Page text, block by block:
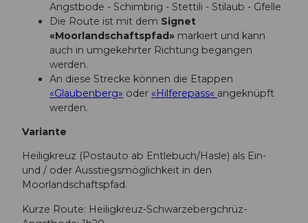
Angstbode - Schimbrig - Stettili - Stilaub - Gfelle
Die Route ist mit dem Signet
«Moorlandschaftspfad» markiert und kann
auch in umgekehrter Richtung begangen
werden.
An diese Strecke können die Etappen
«Glaubenberg» oder «Hilferepass« angeknüpft
werden.
Variante
Heiligkreuz (Postauto ab Entlebuch/Hasle) als Ein-
und / oder Ausstiegsmöglichkeit in den
Moorlandschaftspfad.
Kurze Route: Heiligkreuz-Schwarzebergchrüz-